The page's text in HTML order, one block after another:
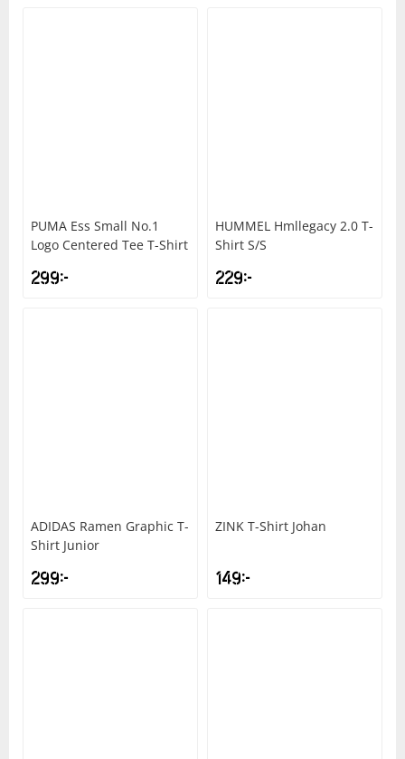
PUMA Ess Small No.1
Logo Centered Tee T-Shirt
299kr
HUMMEL Hmllegacy 2.0 T-
Shirt S/S
229kr
ADIDAS Ramen Graphic T-
Shirt Junior
299kr
ZINK T-Shirt Johan
149kr